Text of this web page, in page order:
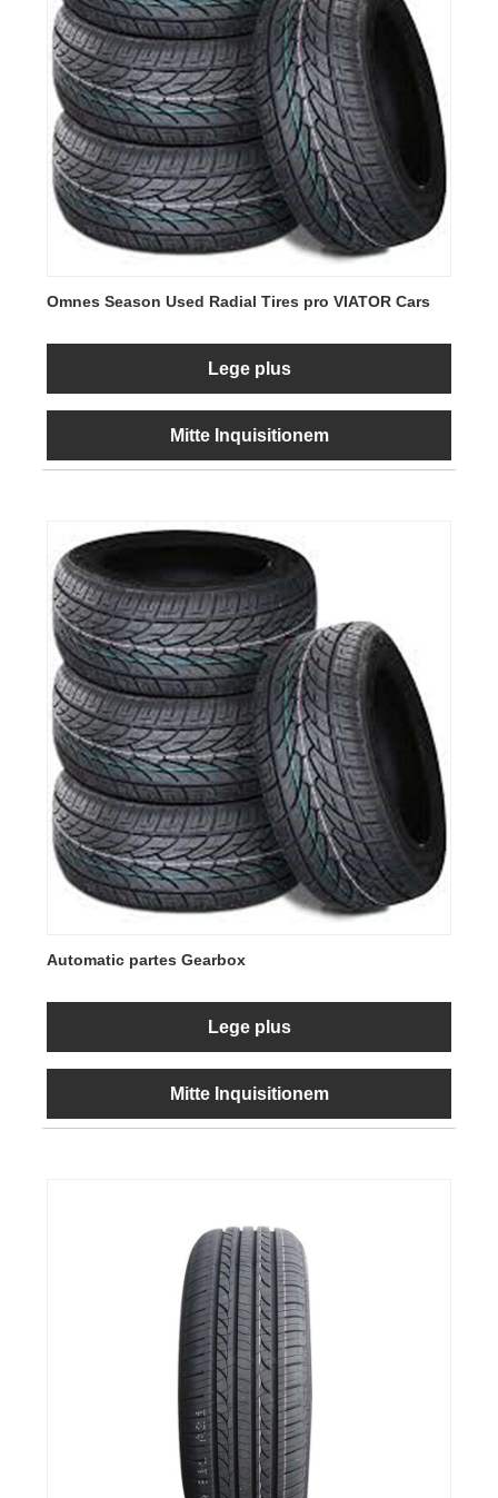
Omnes Season Used Radial Tires pro VIATOR Cars
Lege plus
Mitte Inquisitionem
Automatic partes Gearbox
Lege plus
Mitte Inquisitionem